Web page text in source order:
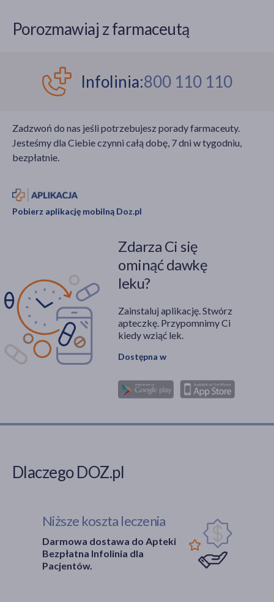
Porozmawiaj z farmaceutą
Infolinia:800 110 110
Zadzwoń do nas jeśli potrzebujesz porady farmaceuty.
Jesteśmy dla Ciebie czynni całą dobę, 7 dni w tygodniu,
bezpłatnie.
Pobierz aplikację mobilną Doz.pl
Zdarza Ci się
ominąć dawkę
leku?
Zainstaluj aplikację. Stwórz
apteczkę. Przypomnimy Ci
kiedy wziąć lek.
Dostępna w
Dlaczego DOZ.pl
Niższe koszta leczenia
Darmowa dostawa do Apteki
Bezpłatna Infolinia dla
Pacjentów.